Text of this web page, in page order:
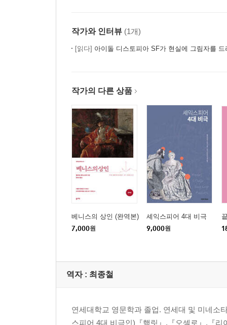
작가와 인터뷰 (1개)
[읽다] 아이돌 디스토피아 SF가 현실에 그림자를 드
작가의 다른 상품
베니스의 상인 (완역본)
7,000원
셰익스피어 4대 비극
9,000원
역자 : 최종철
연세대학교 영문학과 졸업. 연세대 및 미네소
스피어 4대 비극인)『햄릿』,『오셀로』,『